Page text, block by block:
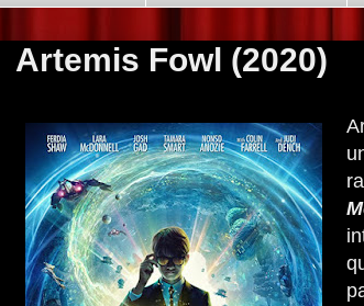
Artemis Fowl (2020)